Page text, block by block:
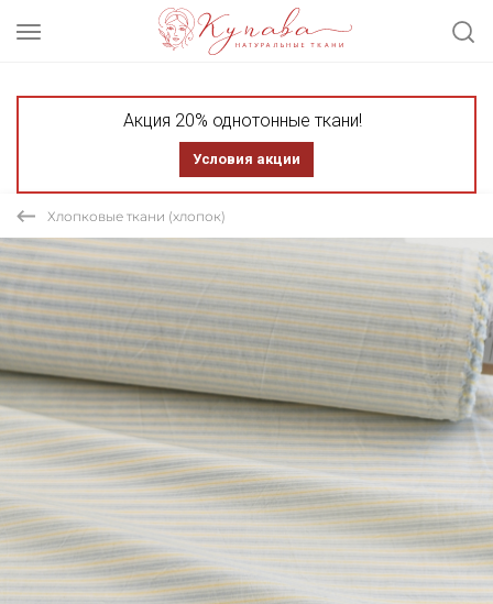
Акция 20% однотонные ткани!
Условия акции
Хлопковые ткани (хлопок)